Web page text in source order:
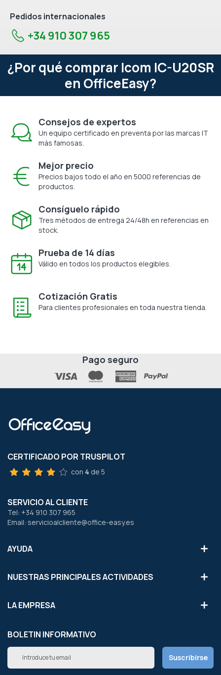
Pedidos internacionales
+34 910 307 965
¿Por qué comprar Icom IC-U20SR
en OfficeEasy?
Consejos de expertos
Un equipo certificado en preventa por las marcas IT
más famosas.
Mejor precio
Precios bajos todo el año en 5000 referencias de
productos.
Consíguelo rápido
Tres métodos de entrega 24/48h en referencias en
stock.
Prueba de 14 días
Válido en todos los productos elegibles.
Cotización Gratis
Para clientes profesionales en toda nuestra tienda.
Pago seguro
CERTIFICADO POR TRUSPILOT
con 4 de 5
SERVICIO AL CLIENTE
Tel: +34 910 307 965
Email: servicioalcliente@office-easy.es
AYUDA
NUESTRAS PRINCIPALES ACTIVIDADES
LA EMPRESA
BOLETIN INFORMATIVO
Inscríbete
nuestro
Suscribirse